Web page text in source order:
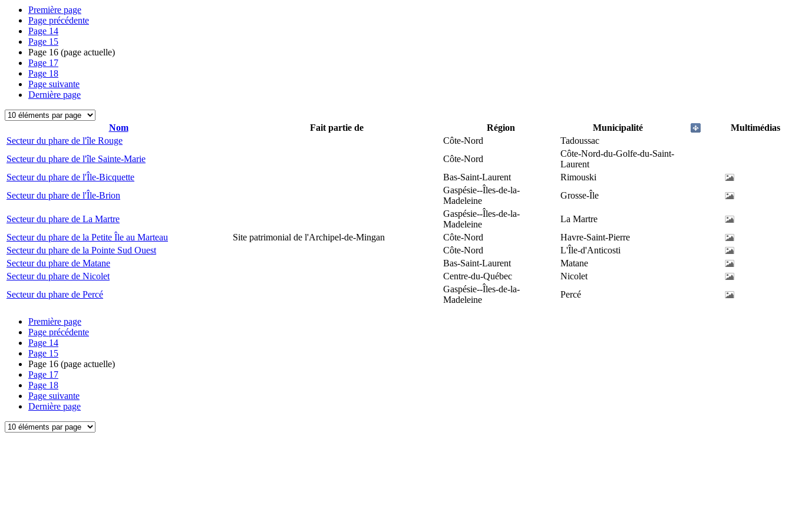
Première page
Page précédente
Page 14
Page 15
Page 16 (page actuelle)
Page 17
Page 18
Page suivante
Dernière page
Nom Fait partie de Région Municipalité
Multimédias
Secteur du phare de l'île Rouge
Côte-Nord
Tadoussac
Secteur du phare de l'île Sainte-Marie
Côte-Nord
Côte-Nord-du-Golfe-du-Saint-
Laurent
Secteur du phare de l'Île-Bicquette
Bas-Saint-Laurent
Rimouski
Secteur du phare de l'Île-Brion
Gaspésie--Îles-de-la-
Madeleine
Grosse-Île
Secteur du phare de La Martre
Gaspésie--Îles-de-la-
Madeleine
La Martre
Secteur du phare de la Petite Île au Marteau
Site patrimonial de l'Archipel-de-Mingan Côte-Nord
Havre-Saint-Pierre
Secteur du phare de la Pointe Sud Ouest
Côte-Nord
L'Île-d'Anticosti
Secteur du phare de Matane
Bas-Saint-Laurent
Matane
Secteur du phare de Nicolet
Centre-du-Québec
Nicolet
Secteur du phare de Percé
Gaspésie--Îles-de-la-
Madeleine
Percé
Première page
Page précédente
Page 14
Page 15
Page 16 (page actuelle)
Page 17
Page 18
Page suivante
Dernière page